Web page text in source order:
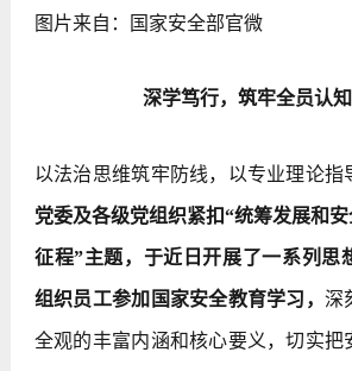
图片来自：国家安全部官微
深学笃行，筑牢全员认
以法治思维筑牢防线，以专业理论指
党委及各级党组织紧扣“统筹发展和安
征程”主题，于近日开展了一系列思
组织员工参加国家安全教育学习， 深
全观的丰富内涵和核心要义，切实把